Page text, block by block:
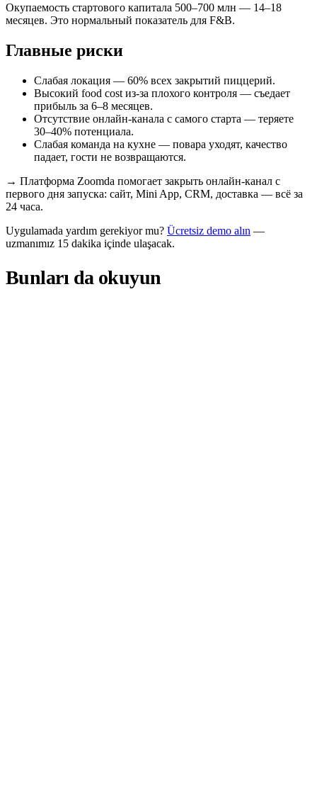
Окупаемость стартового капитала 500–700 млн — 14–18
месяцев. Это нормальный показатель для F&B.
Главные риски
Слабая локация — 60% всех закрытий пиццерий.
Высокий food cost из-за плохого контроля — съедает
прибыль за 6–8 месяцев.
Отсутствие онлайн-канала с самого старта — теряете
30–40% потенциала.
Слабая команда на кухне — повара уходят, качество
падает, гости не возвращаются.
→ Платформа Zoomda помогает закрыть онлайн-канал с
первого дня запуска: сайт, Mini App, CRM, доставка — всё за
24 часа.
Uygulamada yardım gerekiyor mu? Ücretsiz demo alın —
uzmanımız 15 dakika içinde ulaşacak.
Bunları da okuyun